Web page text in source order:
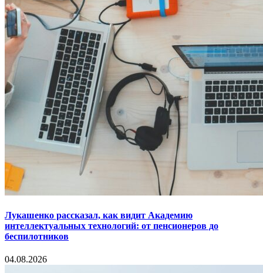
Лукашенко рассказал, как видит Академию
интеллектуальных технологий: от пенсионеров до
беспилотников
04.08.2026